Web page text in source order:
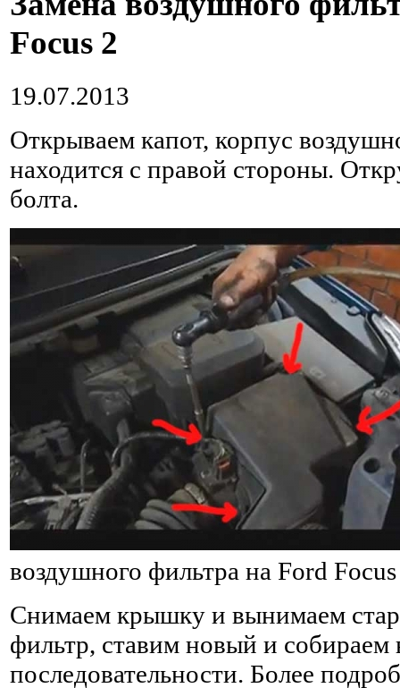
Focus 2
19.07.2013
Открываем капот, корпус
находится с правой стороны.
болта.
воздушного фильтра на Ford
Снимаем крышку и вынимаем
фильтр, ставим новый и собираем
последовательности. Более